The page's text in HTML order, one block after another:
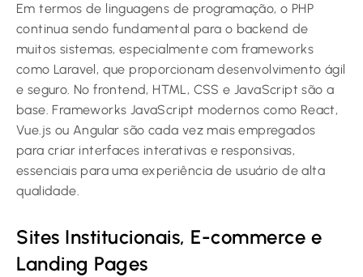
Em termos de linguagens de programação, o PHP
continua sendo fundamental para o backend de
muitos sistemas, especialmente com frameworks
como Laravel, que proporcionam desenvolvimento ágil
e seguro. No frontend, HTML, CSS e JavaScript são a
base. Frameworks JavaScript modernos como React,
Vue.js ou Angular são cada vez mais empregados
para criar interfaces interativas e responsivas,
essenciais para uma experiência de usuário de alta
qualidade.
Sites Institucionais, E-commerce e
Landing Pages